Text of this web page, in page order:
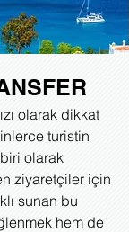
olarak dikkat
turistin
olarak
ziyaretçiler için
sunan bu
hem de